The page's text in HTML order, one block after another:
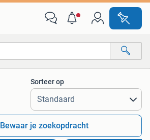
Alle afstanden…
Sorteer op
Bewaar je zoekopdracht